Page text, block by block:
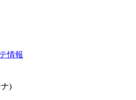
情報
)